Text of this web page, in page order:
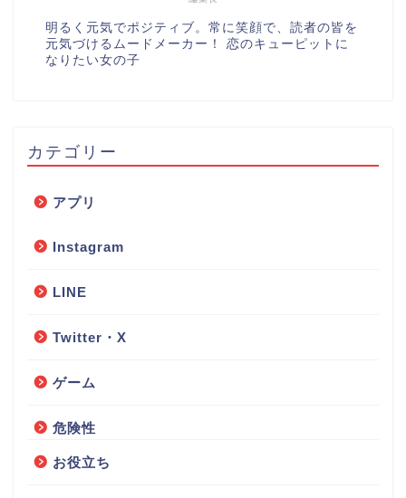
明るく元気でポジティブ。常に笑顔で、読者の皆を
元気づけるムードメーカー！ 恋のキューピットに
なりたい女の子
カテゴリー
アプリ
Instagram
LINE
Twitter・X
ゲーム
危険性
お役立ち